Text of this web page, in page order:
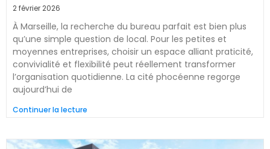
2 février 2026
À Marseille, la recherche du bureau parfait est bien plus
qu’une simple question de local. Pour les petites et
moyennes entreprises, choisir un espace alliant praticité,
convivialité et flexibilité peut réellement transformer
l’organisation quotidienne. La cité phocéenne regorge
aujourd’hui de
Continuer la lecture